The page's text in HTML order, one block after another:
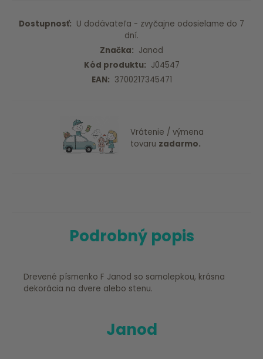
Dostupnosť: U dodávateľa - zvyčajne odosielame do 7
dní.
Značka: Janod
Kód produktu: J04547
EAN: 3700217345471
Vrátenie / výmena
tovaru zadarmo.
Podrobný popis
Drevené písmenko F Janod so samolepkou, krásna
dekorácia na dvere alebo stenu.
Janod